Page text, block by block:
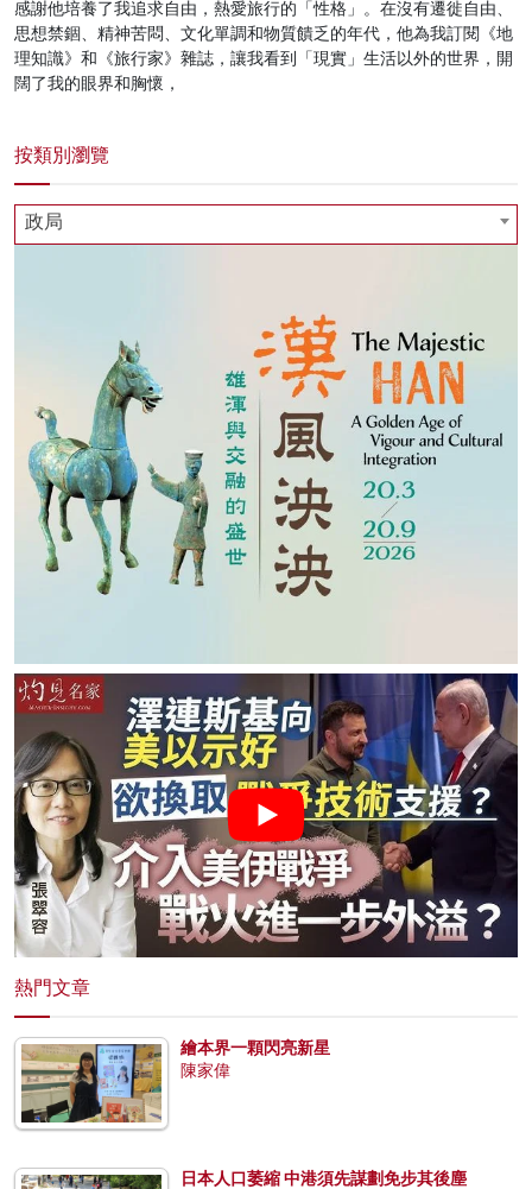
感謝他培養了我追求自由，熱愛旅行的「性格」。在沒有遷徙自由、
思想禁錮、精神苦悶、文化單調和物質饋乏的年代，他為我訂閱《地
理知識》和《旅行家》雜誌，讓我看到「現實」生活以外的世界，開
闊了我的眼界和胸懷，
按類別瀏覽
政局
熱門文章
繪本界一顆閃亮新星
陳家偉
日本人口萎縮 中港須先謀劃免步其後塵